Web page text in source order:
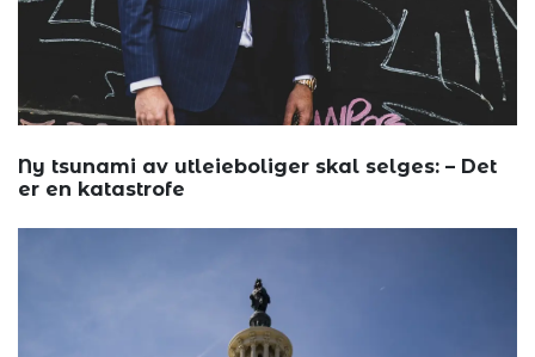
Ny tsunami av utleieboliger skal selges: – Det
er en katastrofe